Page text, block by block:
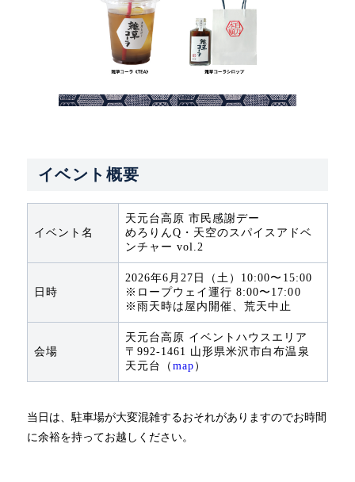
イベント概要
イベント名
天元台高原 市民感謝デー
めろりんQ・天空のスパイスアドベ
ンチャー vol.2
日時
2026年6月27日（土）10:00〜15:00
※ロープウェイ運行 8:00〜17:00
※雨天時は屋内開催、荒天中止
会場
天元台高原 イベントハウスエリア
〒992-1461 山形県米沢市白布温泉
天元台（ map ）
当日は、駐車場が大変混雑するおそれがありますのでお時間
に余裕を持ってお越しください。